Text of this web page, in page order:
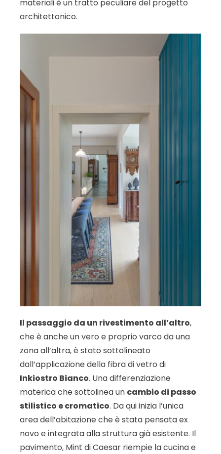
materiali è un tratto peculiare del progetto
architettonico.
Il passaggio da un rivestimento all’altro,
che è anche un vero e proprio varco da una
zona all’altra, è stato sottolineato
dall’applicazione della fibra di vetro di
Inkiostro Bianco. Una differenziazione
materica che sottolinea un cambio di passo
stilistico e cromatico. Da qui inizia l’unica
area dell’abitazione che è stata pensata ex
novo e integrata alla struttura già esistente. Il
pavimento, Mint di Caesar riempie la cucina e